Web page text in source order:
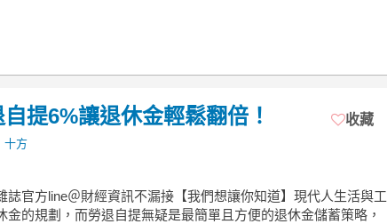
提6%讓退休金輕鬆翻倍！
十方
收藏
誌官方line＠財經資訊不漏接【我們想讓你知道】現代人生活與工
金的規劃，而勞退自提無疑是最簡單且方便的退休金儲蓄策略，